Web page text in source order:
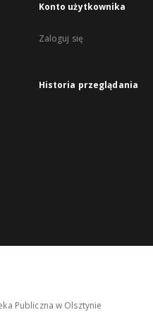
Konto użytkownika
Zaloguj się
Historia przeglądania
Publiczna w Olsztynie